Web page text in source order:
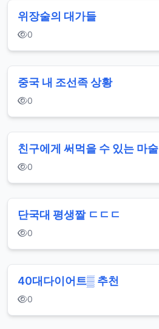
위장술의 대가들
0
중국 내 조선족 상황
0
친구에게 써먹을 수 있는 마술
0
단국대 평생짤 ㄷㄷㄷ
0
40대 다이어트▒ 추천
0